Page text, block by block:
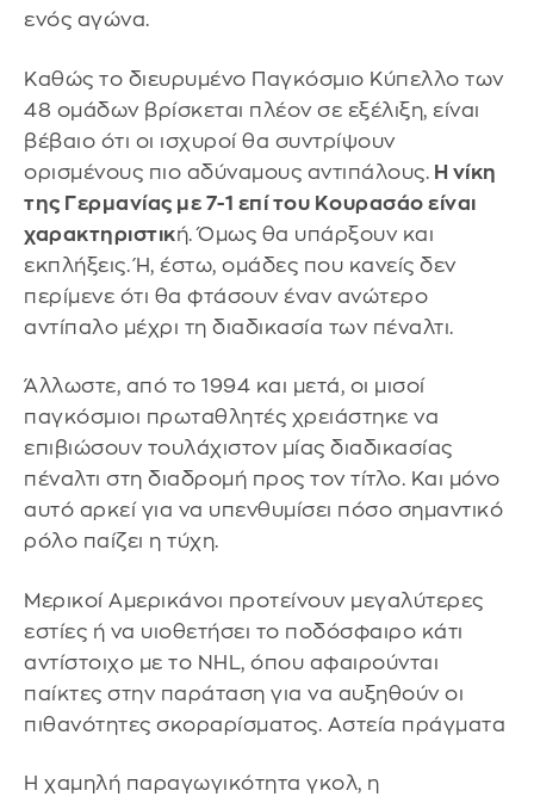
ενός αγώνα.
Καθώς το διευρυμένο Παγκόσμιο Κύπελλο των
48 ομάδων βρίσκεται πλέον σε εξέλιξη, είναι
βέβαιο ότι οι ισχυροί θα συντρίψουν
ορισμένους πιο αδύναμους αντιπάλους. Η νίκη
της Γερμανίας με 7-1 επί του Κουρασάο είναι
χαρακτηριστική. Όμως θα υπάρξουν και
εκπλήξεις. Ή, έστω, ομάδες που κανείς δεν
περίμενε ότι θα φτάσουν έναν ανώτερο
αντίπαλο μέχρι τη διαδικασία των πέναλτι.
Άλλωστε, από το 1994 και μετά, οι μισοί
παγκόσμιοι πρωταθλητές χρειάστηκε να
επιβιώσουν τουλάχιστον μίας διαδικασίας
πέναλτι στη διαδρομή προς τον τίτλο. Και μόνο
αυτό αρκεί για να υπενθυμίσει πόσο σημαντικό
ρόλο παίζει η τύχη.
Μερικοί Αμερικάνοι προτείνουν μεγαλύτερες
εστίες ή να υιοθετήσει το ποδόσφαιρο κάτι
αντίστοιχο με το NHL, όπου αφαιρούνται
παίκτες στην παράταση για να αυξηθούν οι
πιθανότητες σκοραρίσματος. Αστεία πράγματα
Η χαμηλή παραγωγικότητα γκολ, η